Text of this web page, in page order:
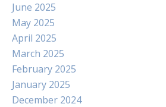
June 2025
May 2025
April 2025
March 2025
February 2025
January 2025
December 2024